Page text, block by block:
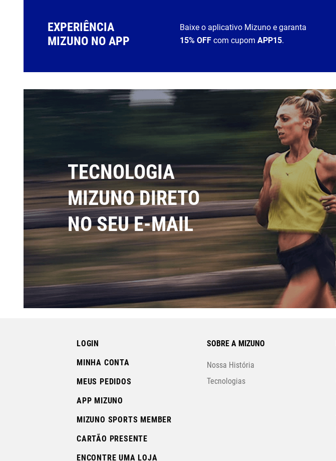
EXPERIÊNCIA
MIZUNO NO APP
Baixe o aplicativo Mizuno e garanta
15% OFF com cupomAPP15.
TECNOLOGIA
MIZUNO DIRETO
NO SEU E-MAIL
LOGIN
MINHA CONTA
MEUS PEDIDOS
APP MIZUNO
MIZUNO SPORTS MEMBER
CARTÃO PRESENTE
ENCONTRE UMA LOJA
SOBRE A MIZUNO
Nossa História
Tecnologias